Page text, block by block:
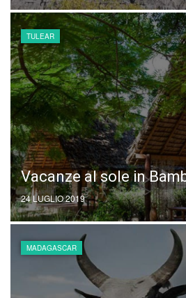
TULEAR
Vacanze al sole in
24 LUGLIO 2019
MADAGASCAR